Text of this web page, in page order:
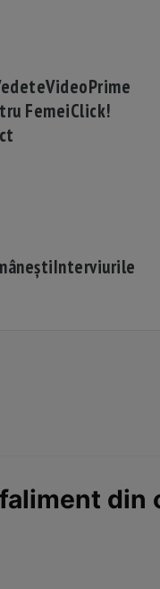
VideoPrime
FemeiClick!
Interviurile
din